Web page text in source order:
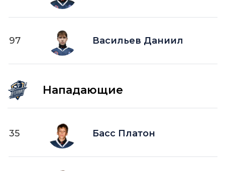
97 Васильев Даниил
Нападающие
35 Басс Платон